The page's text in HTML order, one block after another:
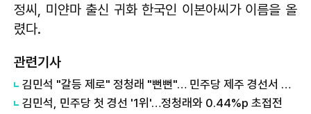
정씨, 미얀마 출신 귀화 한국인 이본아씨가 이름을 올
렸다.
관련기사
김민석 "갈등 제로" 정청래 "뻔뻔"… 민주당 제주 경선서 격돌
김민석, 민주당 첫 경선 '1위'…정청래와 0.44%p 초접전